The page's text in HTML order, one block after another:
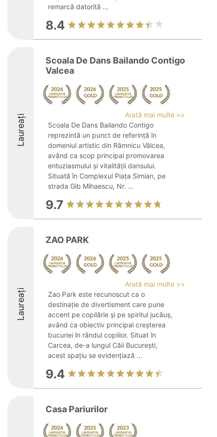
remarcă datorită ...
8.4
Laureați
Scoala De Dans Bailando Contigo
Valcea
Arată mai multe >>
Scoala De Dans Bailando Contigo
reprezintă un punct de referință în
domeniul artistic din Râmnicu Vâlcea,
având ca scop principal promovarea
entuziasmului și vitalității dansului.
Situată în Complexul Piața Simian, pe
strada Gib Mihaescu, Nr. ...
9.7
Laureați
ZAO PARK
Arată mai multe >>
Zao Park este recunoscut ca o
destinație de divertisment care pune
accent pe copilărie și pe spiritul jucăuș,
având ca obiectiv principal creșterea
bucuriei în rândul copiilor. Situat în
Carcea, de-a lungul Căii București,
acest spațiu se evidențiază ...
9.4
Casa Pariurilor